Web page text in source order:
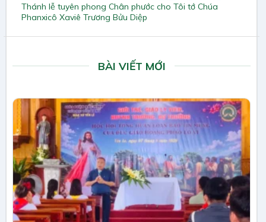
Thánh lễ tuyên phong Chân phước cho Tôi tớ Chúa
Phanxicô Xaviê Trương Bửu Diệp
BÀI VIẾT MỚI